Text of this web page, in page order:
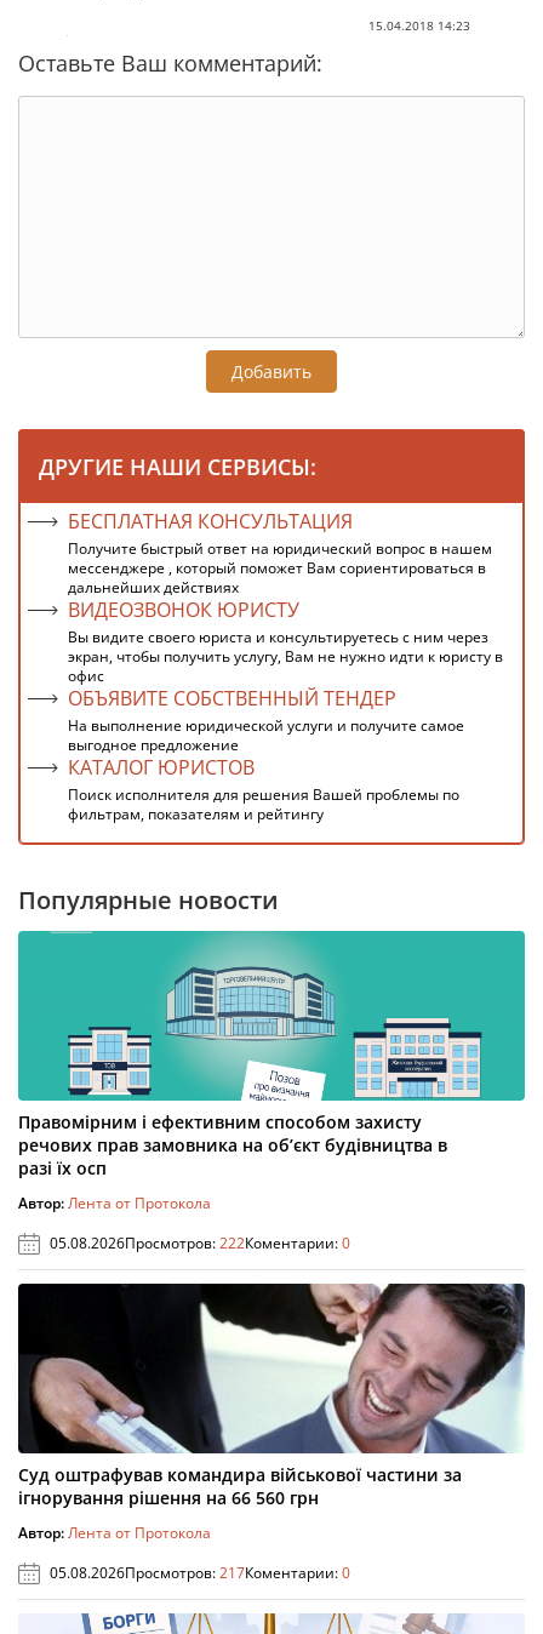
15.04.2018 14:23
Оставьте Ваш комментарий:
Добавить
ДРУГИЕ НАШИ СЕРВИСЫ:
БЕСПЛАТНАЯ КОНСУЛЬТАЦИЯ
Получите быстрый ответ на юридический вопрос в нашем
мессенджере , который поможет Вам сориентироваться в
дальнейших действиях
ВИДЕОЗВОНОК ЮРИСТУ
Вы видите своего юриста и консультируетесь с ним через
экран, чтобы получить услугу, Вам не нужно идти к юристу в
офис
ОБЪЯВИТЕ СОБСТВЕННЫЙ ТЕНДЕР
На выполнение юридической услуги и получите самое
выгодное предложение
КАТАЛОГ ЮРИСТОВ
Поиск исполнителя для решения Вашей проблемы по
фильтрам, показателям и рейтингу
Популярные новости
Правомірним і ефективним способом захисту
речових прав замовника на об’єкт будівництва в
разі їх осп
Автор:Лента от Протокола
05.08.2026Просмотров:222Коментарии:0
Суд оштрафував командира військової частини за
ігнорування рішення на 66 560 грн
Автор:Лента от Протокола
05.08.2026Просмотров:217Коментарии:0